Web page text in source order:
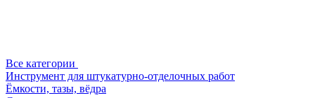
Все категории
Инструмент для штукатурно-отделочных работ
Ёмкости, тазы, вёдра